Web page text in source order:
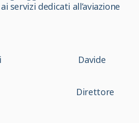
servizi dedicati all’aviazione
Davide
Direttore